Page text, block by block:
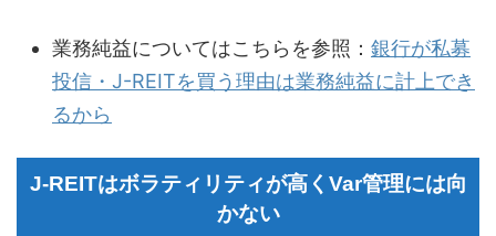
業務純益についてはこちらを参照： 銀行が私募
投信・J-REITを買う理由は業務純益に計上でき
るから
J-REITはボラティリティが高くVar管理には向
かない